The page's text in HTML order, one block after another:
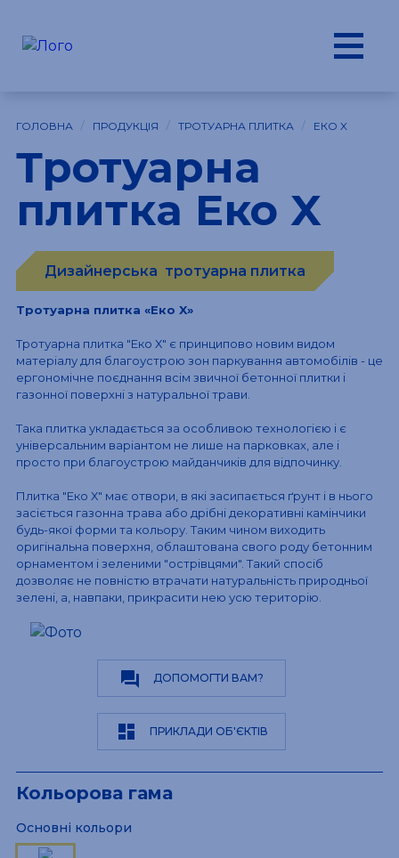
ГОЛОВНА / ПРОДУКЦІЯ / ТРОТУАРНА ПЛИТКА / ЕКО X
Тротуарна
плитка Еко X
Дизайнерська тротуарна плитка
Тротуарна плитка «Еко X»
Тротуарна плитка "Еко Х" є принципово новим видом
матеріалу для благоустрою зон паркування автомобілів - це
ергономічне поєднання всім звичної бетонної плитки і
газонної поверхні з натуральної трави.
Така плитка укладається за особливою технологією і є
універсальним варіантом не лише на парковках, але і
просто при благоустрою майданчиків для відпочинку.
Плитка "Еко Х" має отвори, в які засипається ґрунт і в нього
засіється газонна трава або дрібні декоративні камінчики
будь-якої форми та кольору. Таким чином виходить
оригінальна поверхня, облаштована свого роду бетонним
орнаментом і зеленими "острівцями". Такий спосіб
дозволяє не повністю втрачати натуральність природньої
зелені, а, навпаки, прикрасити нею усю територію.
question_answer ДОПОМОГТИ ВАМ?
dashboard ПРИКЛАДИ ОБ'ЄКТІВ
Кольорова гама
Основні кольори